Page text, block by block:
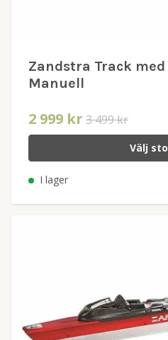
Zandstra Track
Manuell
2 999 kr 3 499 kr
Välj
I lager